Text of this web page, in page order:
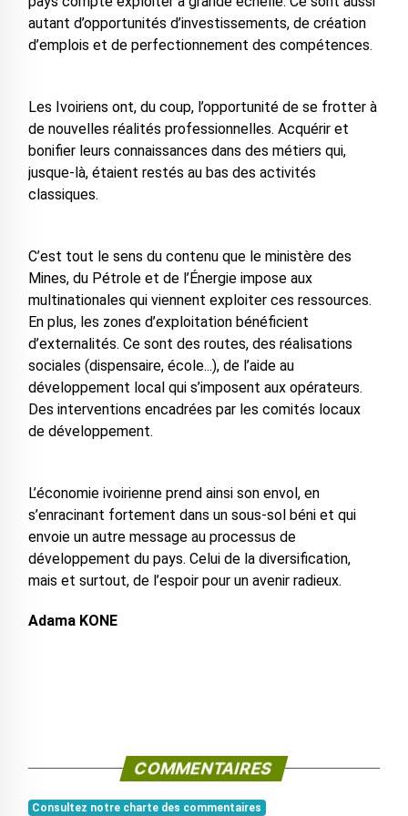
autant d’opportunités d’investissements, de création
d’emplois et de perfectionnement des compétences.
Les Ivoiriens ont, du coup, l’opportunité de se frotter à
de nouvelles réalités professionnelles. Acquérir et
bonifier leurs connaissances dans des métiers qui,
jusque-là, étaient restés au bas des activités
classiques.
C’est tout le sens du contenu que le ministère des
Mines, du Pétrole et de l’Énergie impose aux
multinationales qui viennent exploiter ces ressources.
En plus, les zones d’exploitation bénéficient
d’externalités. Ce sont des routes, des réalisations
sociales (dispensaire, école...), de l’aide au
développement local qui s’imposent aux opérateurs.
Des interventions encadrées par les comités locaux
de développement.
L’économie ivoirienne prend ainsi son envol, en
s’enracinant fortement dans un sous-sol béni et qui
envoie un autre message au processus de
développement du pays. Celui de la diversification,
mais et surtout, de l’espoir pour un avenir radieux.
Adama KONE
COMMENTAIRES
Consultez notre charte des commentaires